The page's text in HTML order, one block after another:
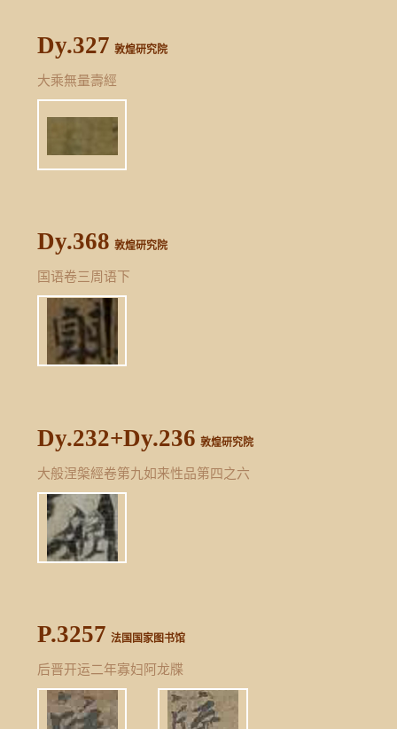
Dy.327 敦煌研究院
大乘無量壽經
Dy.368 敦煌研究院
国语卷三周语下
Dy.232+Dy.236 敦煌研究院
大般涅槃經卷第九如来性品第四之六
P.3257 法国国家图书馆
后晋开运二年寡妇阿龙牒